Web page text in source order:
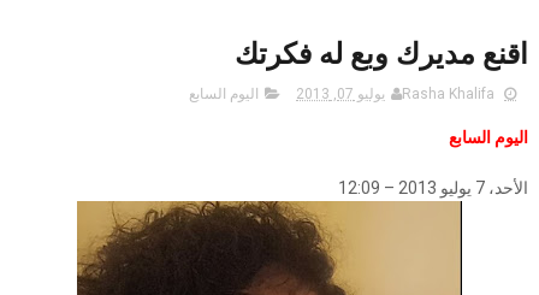
اقنع مديرك وبع له فكرتك
Rasha Khalifa يوليو 07, 2013 اليوم السابع
اليوم السابع
الأحد، 7 يوليو 2013 – 12:09